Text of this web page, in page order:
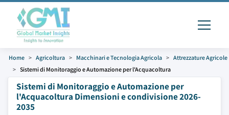
Home Agricoltura Macchinari e Tecnologia Agricola
Attrezzature Agricole
Sistemi di Monitoraggio e Automazione per l'Acquacoltura
Sistemi di Monitoraggio e Automazione per
l'Acquacoltura Dimensioni e condivisione 2026-
2035